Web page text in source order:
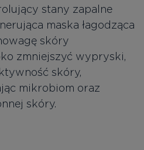
stany zapalne
maska łagodząca
skóry
zmniejszyć wypryski,
skóry,
mikrobiom oraz
skóry.